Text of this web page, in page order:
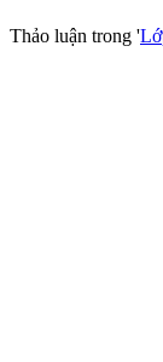
Thảo luận trong '